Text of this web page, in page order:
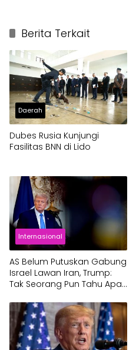
Berita Terkait
Daerah
Dubes Rusia Kunjungi
Fasilitas BNN di Lido
Internasional
AS Belum Putuskan Gabung
Israel Lawan Iran, Trump:
Tak Seorang Pun Tahu Apa